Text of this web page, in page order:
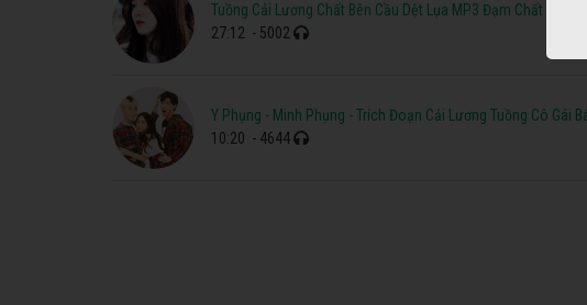
Tuồng Cải Lương Chất Bên Cầu Dệt Lụa MP3 Đạm Chất Dân
27:12 - 5002
Y Phụng - Minh Phụng - Trích Đoạn Cải Lương Tuồng Cô Gái
10:20 - 4644